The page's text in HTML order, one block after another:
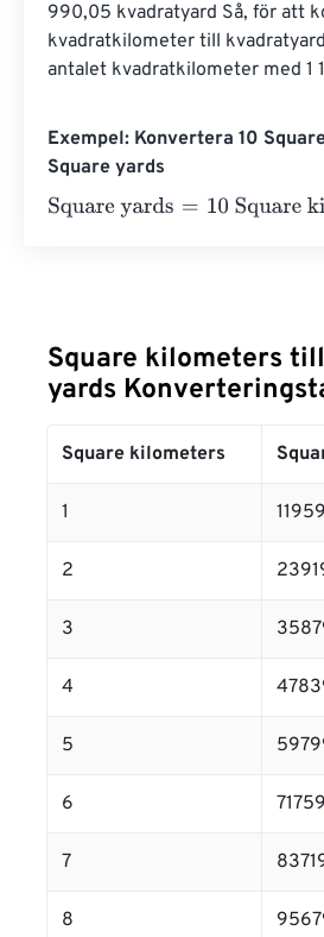
990,05 kvadratyard Så, för att
kvadratkilometer till
antalet kvadratkilometer med 1
Exempel: Konvertera 10
Square yards
Square yards=10 Square
Square kilometers
yards
Square kilometers
1
2
3
4
5
6
7
8